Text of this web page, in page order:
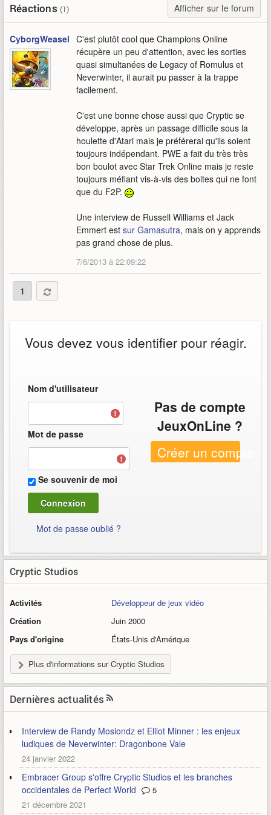
Réactions (1) Afficher sur le forum
CyborgWeasel C'est plutôt cool que Champions Online
récupère un peu d'attention, avec les sorties
quasi simultanées de Legacy of Romulus et
Neverwinter, il aurait pu passer à la trappe
facilement.
C'est une bonne chose aussi que Cryptic se
développe, après un passage difficile sous la
houlette d'Atari mais je préférerai qu'ils soient
toujours indépendant. PWE a fait du très très
bon boulot avec Star Trek Online mais je reste
toujours méfiant vis-à-vis des boites qui ne font
que du F2P.
Une interview de Russell Williams et Jack
Emmert est sur Gamasutra, mais on y apprends
pas grand chose de plus.
7/6/2013 à 22:09:22
1
Vous devez vous identifier pour réagir.
Nom d'utilisateur
Mot de passe
Se souvenir de moi
Mot de passe oublié ?
Pas de compte
JeuxOnLine ?
Créer un compte
Cryptic Studios
Activités
Développeur de jeux vidéo
Création
Juin 2000
Pays d'origine
États-Unis d'Amérique
Plus d'informations sur Cryptic Studios
Dernières actualités
Interview de Randy Mosiondz et Elliot Minner : les enjeux
ludiques de Neverwinter: Dragonbone Vale
24 janvier 2022
Embracer Group s'offre Cryptic Studios et les branches
occidentales de Perfect World
5
21 décembre 2021